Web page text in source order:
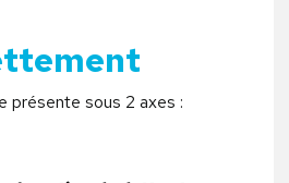
présente sous 2 axes :